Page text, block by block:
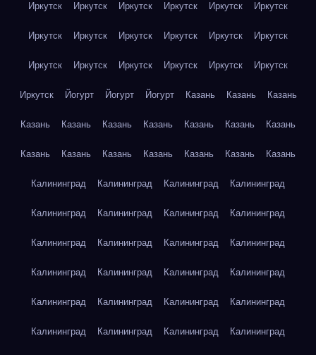
Иркутск Иркутск Иркутск Иркутск Иркутск Иркутск
Иркутск Иркутск Иркутск Иркутск Иркутск Иркутск
Иркутск Иркутск Иркутск Иркутск Иркутск Иркутск
Иркутск Йогурт Йогурт Йогурт Казань Казань Казань
Казань Казань Казань Казань Казань Казань Казань
Казань Казань Казань Казань Казань Казань Казань
Калининград Калининград Калининград Калининград
Калининград Калининград Калининград Калининград
Калининград Калининград Калининград Калининград
Калининград Калининград Калининград Калининград
Калининград Калининград Калининград Калининград
Калининград Калининград Калининград Калининград